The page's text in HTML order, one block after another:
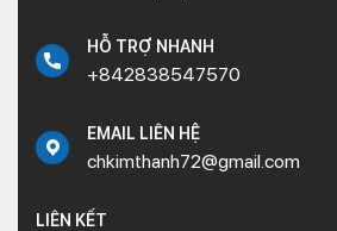
HỖ TRỢ NHANH
+842838547570
EMAIL LIÊN HỆ
chkimthanh72@gmail.com
LIÊN KẾT